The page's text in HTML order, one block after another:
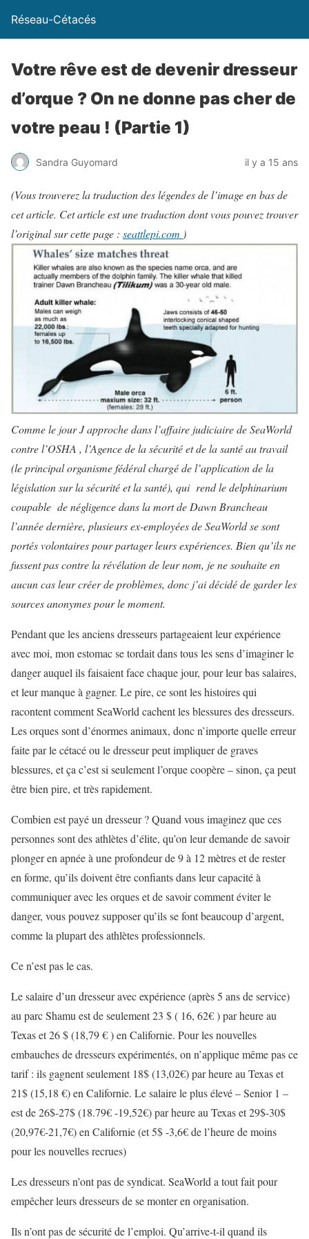
Réseau-Cétacés
Votre rêve est de devenir dresseur
d’orque ? On ne donne pas cher de
votre peau ! (Partie 1)
Sandra Guyomard il y a 15 ans
(Vous trouverez la traduction des légendes de l’image en bas de
cet article. Cet article est une traduction dont vous pouvez trouver
l’original sur cette page : seattlepi.com )
Comme le jour J approche dans l’affaire judiciaire de SeaWorld
contre l’OSHA , l’Agence de la sécurité et de la santé au travail
(le principal organisme fédéral chargé de l’application de la
législation sur la sécurité et la santé), qui rend le delphinarium
coupable de négligence dans la mort de Dawn Brancheau
l’année dernière, plusieurs ex-employées de SeaWorld se sont
portés volontaires pour partager leurs expériences. Bien qu’ils ne
fussent pas contre la révélation de leur nom, je ne souhaite en
aucun cas leur créer de problèmes, donc j’ai décidé de garder les
sources anonymes pour le moment.
Pendant que les anciens dresseurs partageaient leur expérience
avec moi, mon estomac se tordait dans tous les sens d’imaginer le
danger auquel ils faisaient face chaque jour, pour leur bas salaires,
et leur manque à gagner. Le pire, ce sont les histoires qui
racontent comment SeaWorld cachent les blessures des dresseurs.
Les orques sont d’énormes animaux, donc n’importe quelle erreur
faite par le cétacé ou le dresseur peut impliquer de graves
blessures, et ça c’est si seulement l’orque coopère – sinon, ça peut
être bien pire, et très rapidement.
Combien est payé un dresseur ? Quand vous imaginez que ces
personnes sont des athlètes d’élite, qu’on leur demande de savoir
plonger en apnée à une profondeur de 9 à 12 mètres et de rester
en forme, qu’ils doivent être confiants dans leur capacité à
communiquer avec les orques et de savoir comment éviter le
danger, vous pouvez supposer qu’ils se font beaucoup d’argent,
comme la plupart des athlètes professionnels.
Ce n’est pas le cas.
Le salaire d’un dresseur avec expérience (après 5 ans de service)
au parc Shamu est de seulement 23 $ ( 16, 62€ ) par heure au
Texas et 26 $ (18,79 € ) en Californie. Pour les nouvelles
embauches de dresseurs expérimentés, on n’applique même pas ce
tarif : ils gagnent seulement 18$ (13,02€) par heure au Texas et
21$ (15,18 €) en Californie. Le salaire le plus élevé – Senior 1 –
est de 26$-27$ (18.79€ -19,52€) par heure au Texas et 29$-30$
(20,97€-21,7€) en Californie (et 5$ -3,6€ de l’heure de moins
pour les nouvelles recrues)
Les dresseurs n’ont pas de syndicat. SeaWorld a tout fait pour
empêcher leurs dresseurs de se monter en organisation.
Ils n’ont pas de sécurité de l’emploi. Qu’arrive-t-il quand ils